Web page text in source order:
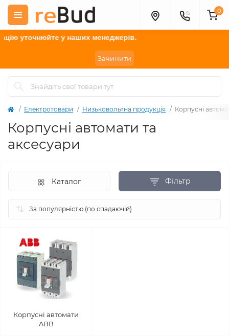
у наших менеджерів.
Зачинити
0
Електротовари Низьковольтна продукція Корпусні
Корпусні автомати та
аксесуари
Фільтр
Каталог
Корпусні автомати
ABB